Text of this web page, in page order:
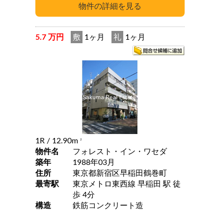
5.7 万円 敷 1ヶ月 礼 1ヶ月
1R / 12.90m 2
物件名
フォレスト・イン・ワセダ
築年
1988年03月
住所
東京都新宿区早稲田鶴巻町
最寄駅
東京メトロ東西線 早稲田 駅 徒
歩 4分
構造
鉄筋コンクリート造